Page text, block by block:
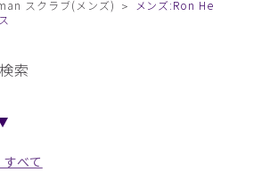
スクラブ(メンズ)
メンズ:Ron He
索
べて